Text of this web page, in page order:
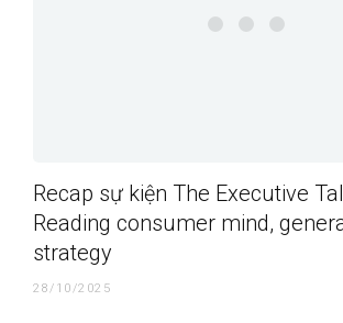
Recap sự kiện The Executive
Reading consumer mind,
strategy
28/10/2025